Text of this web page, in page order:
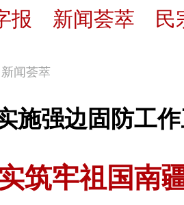
报 新闻荟萃 民
新闻荟萃
施强边固防工
筑牢祖国南